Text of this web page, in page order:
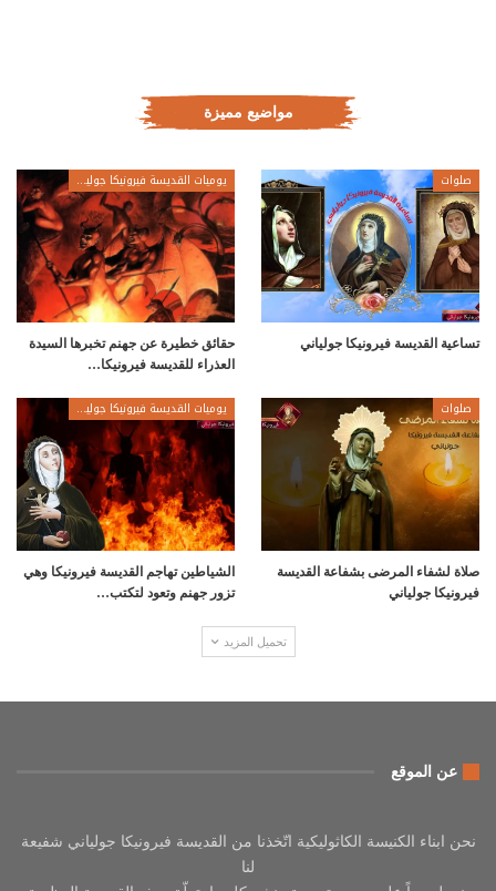
مواضيع مميزة
صلوات
تساعية القديسة فيرونيكا جولياني
يوميات القديسة فيرونيكا جولياني
حقائق خطيرة عن جهنم تخبرها السيدة
العذراء للقديسة فيرونيكا…
صلوات
صلاة لشفاء المرضى بشفاعة القديسة
فيرونيكا جولياني
يوميات القديسة فيرونيكا جولياني
الشياطين تهاجم القديسة فيرونيكا وهي
تزور جهنم وتعود لتكتب…
تحميل المزيد
عن الموقع
نحن ابناء الكنيسة الكاثوليكية اتّخذنا من القديسة فيرونيكا جولياني شفيعة
لنا